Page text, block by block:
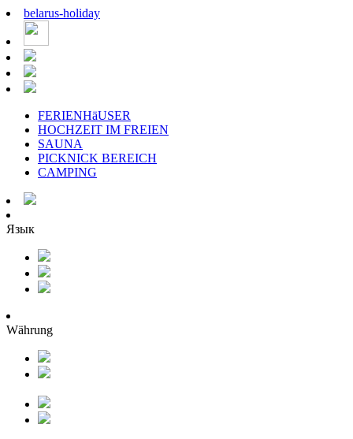
belarus-holiday
FERIENHäUSER
HOCHZEIT IM FREIEN
SAUNA
PICKNICK BEREICH
CAMPING
Язык
Währung